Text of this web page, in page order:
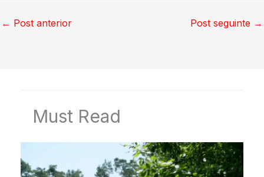
← Post anterior Post seguinte →
Must Read